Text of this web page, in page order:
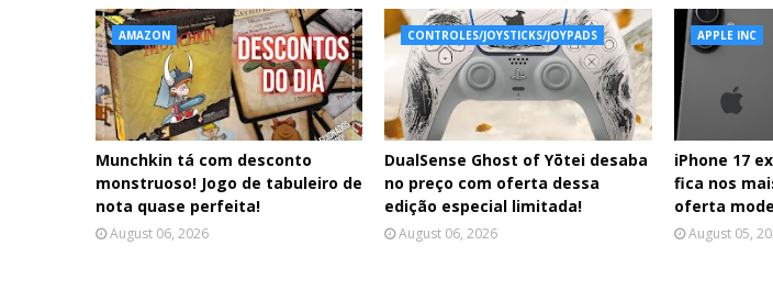
AMAZON
Munchkin tá com desconto
monstruoso! Jogo de tabuleiro de
nota quase perfeita!
August 06, 2026
CONTROLES/JOYSTICKS/JOYPADS
DualSense Ghost of Yōtei desaba
no preço com oferta dessa
edição especial limitada!
August 06, 2026
APPLE INC
iPhone 17
fica nos
oferta
August 05,